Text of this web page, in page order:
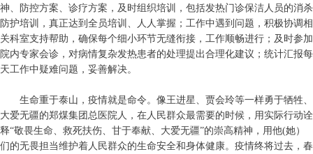
神、防控方案、诊疗方案，及时组织培训，包括发热门诊保洁人员的消杀
防护培训，真正达到全员培训、人人掌握；工作中遇到问题，积极协调相
关科室支持帮助，确保每个细小环节无缝衔接，工作顺畅进行；及时参加
院内专家会诊，对病情复杂发热患者的处理提出合理化建议；统计汇报每
天工作中疑难问题，妥善解决。
生命重于泰山，疫情就是命令。像王进星、贾会玲等一样勇于牺牲、
大爱无疆的郑煤集团总医院人，在人民群众最需要的时候，用实际行动诠
释“敬畏生命、救死扶伤、甘于奉献、大爱无疆”的崇高精神，用他(她）
们的无畏担当维护着人民群众的生命安全和身体健康。疫情终将过去，春